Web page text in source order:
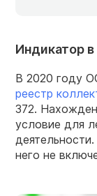
Индикатор
В 2020 году
реестр
372.
условие для
него не